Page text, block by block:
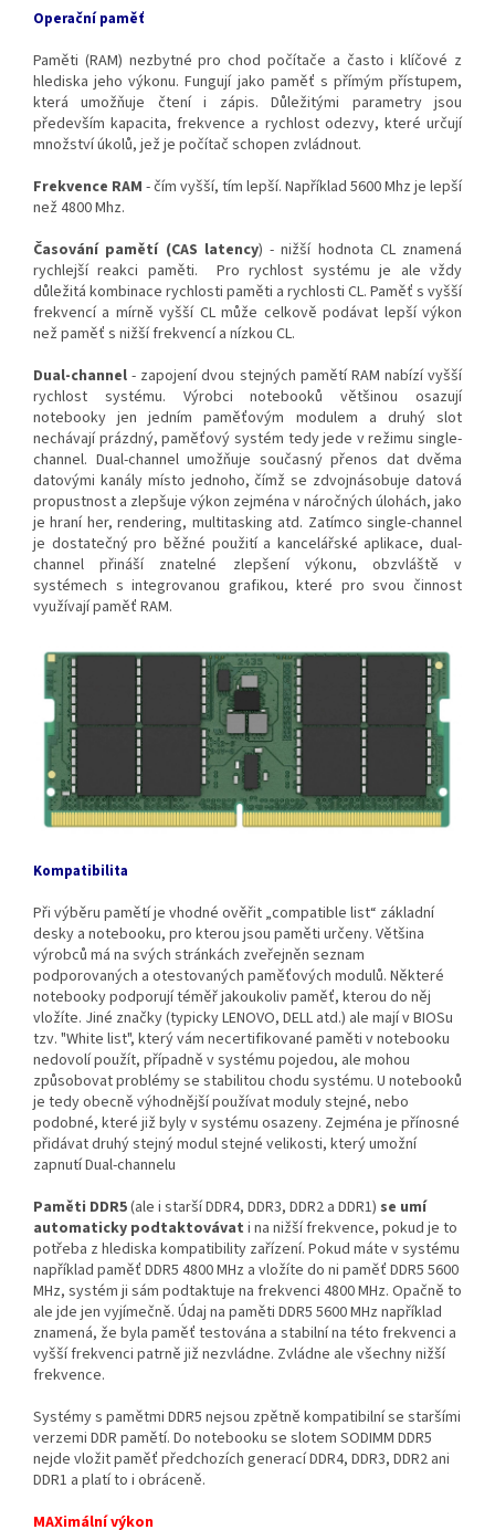
Operační paměť
Paměti (RAM) nezbytné pro chod počítače a často i klíčové z
hlediska jeho výkonu. Fungují jako paměť s přímým přístupem,
která umožňuje čtení i zápis. Důležitými parametry jsou
především kapacita, frekvence a rychlost odezvy, které určují
množství úkolů, jež je počítač schopen zvládnout.
Frekvence RAM - čím vyšší, tím lepší. Například 5600 Mhz je lepší
než 4800 Mhz.
Časování pamětí (CAS latency) - nižší hodnota CL znamená
rychlejší reakci paměti. Pro rychlost systému je ale vždy
důležitá kombinace rychlosti paměti a rychlosti CL. Paměť s vyšší
frekvencí a mírně vyšší CL může celkově podávat lepší výkon
než paměť s nižší frekvencí a nízkou CL.
Dual-channel - zapojení dvou stejných pamětí RAM nabízí vyšší
rychlost systému. Výrobci notebooků většinou osazují
notebooky jen jedním paměťovým modulem a druhý slot
nechávají prázdný, paměťový systém tedy jede v režimu single-
channel. Dual-channel umožňuje současný přenos dat dvěma
datovými kanály místo jednoho, čímž se zdvojnásobuje datová
propustnost a zlepšuje výkon zejména v náročných úlohách, jako
je hraní her, rendering, multitasking atd. Zatímco single-channel
je dostatečný pro běžné použití a kancelářské aplikace, dual-
channel přináší znatelné zlepšení výkonu, obzvláště v
systémech s integrovanou grafikou, které pro svou činnost
využívají paměť RAM.
Kompatibilita
Při výběru pamětí je vhodné ověřit „compatible list“ základní
desky a notebooku, pro kterou jsou paměti určeny. Většina
výrobců má na svých stránkách zveřejněn seznam
podporovaných a otestovaných paměťových modulů. Některé
notebooky podporují téměř jakoukoliv paměť, kterou do něj
vložíte. Jiné značky (typicky LENOVO, DELL atd.) ale mají v BIOSu
tzv. "White list", který vám necertifikované paměti v notebooku
nedovolí použít, případně v systému pojedou, ale mohou
způsobovat problémy se stabilitou chodu systému. U notebooků
je tedy obecně výhodnější používat moduly stejné, nebo
podobné, které již byly v systému osazeny. Zejména je přínosné
přidávat druhý stejný modul stejné velikosti, který umožní
zapnutí Dual-channelu
Paměti DDR5(ale i starší DDR4, DDR3, DDR2 a DDR1) se umí
automaticky podtaktovávat i na nižší frekvence, pokud je to
potřeba z hlediska kompatibility zařízení. Pokud máte v systému
například paměť DDR5 4800 MHz a vložíte do ni paměť DDR5 5600
MHz, systém ji sám podtaktuje na frekvenci 4800 MHz. Opačně to
ale jde jen vyjímečně. Údaj na paměti DDR5 5600 MHz například
znamená, že byla paměť testována a stabilní na této frekvenci a
vyšší frekvenci patrně již nezvládne. Zvládne ale všechny nižší
frekvence.
Systémy s pamětmi DDR5 nejsou zpětně kompatibilní se staršími
verzemi DDR pamětí. Do notebooku se slotem SODIMM DDR5
nejde vložit paměť předchozích generací DDR4, DDR3, DDR2 ani
DDR1 a platí to i obráceně.
MAXimální výkon